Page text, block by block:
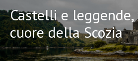
Castelli e
cuore della Scozia